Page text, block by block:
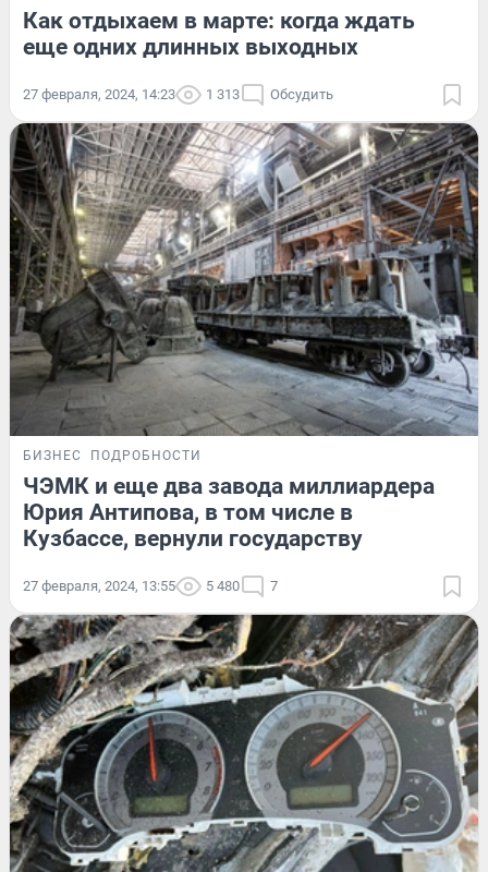
Как отдыхаем в марте: когда ждать
еще одних длинных выходных
27 февраля, 2024, 14:23 1 313 Обсудить
БИЗНЕС ПОДРОБНОСТИ
ЧЭМК и еще два завода миллиардера
Юрия Антипова, в том числе в
Кузбассе, вернули государству
27 февраля, 2024, 13:55 5 480 7